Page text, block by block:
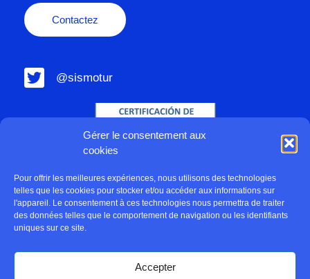
Gérer le consentement aux
cookies
Pour offrir les meilleures expériences, nous utilisons des technologies
telles que les cookies pour stocker et/ou accéder aux informations sur
l'appareil. Le consentement à ces technologies nous permettra de traiter
des données telles que le comportement de navigation ou les identifiants
uniques sur ce site.
Accepter
Contactez
@sismotur